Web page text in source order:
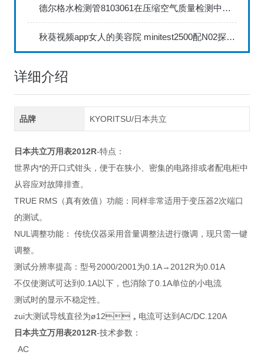
德尔格水检测管8103061在压缩空气质量检测中的应用
秋葵视频app女人的美容院 minitest2500配N02探头如何两点校准？
详细介绍
品牌 KYORITSU/日本共立
日本共立万用表2012R-特点：
世界内*的开口式钳头，便于在狭小、密集的电路排或者配电柜中
从容应对故障排查。
TRUE RMS（真有效值）功能：同样非常适用于变压器2次端口
的测试。
NUL调整功能： 传统仪器采用音量调整法进行微调，现只需一键
调整。
测试分辨率提高：型号2000/2001为0.1A→2012R为0.01A
不仅使测试可达到0.1A以下，也消除了0.1A单位的小电流
测试时的显示不稳定性。
zui大测试导线直径为ø12，电流可达到AC/DC.120A
日本共立万用表2012R-技术参数：
AC